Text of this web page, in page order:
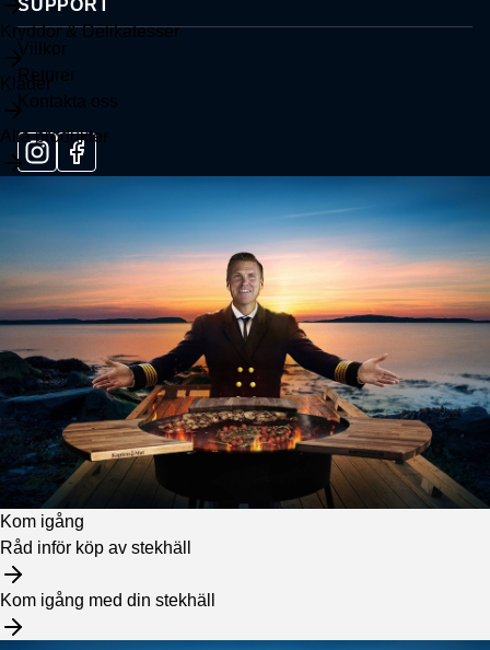
Kryddor & Delikatesser
Kläder
Alla produkter
Kom igång
Råd inför köp av stekhäll
Kom igång med din stekhäll
SUPPORT
Villkor
Returer
Kontakta oss